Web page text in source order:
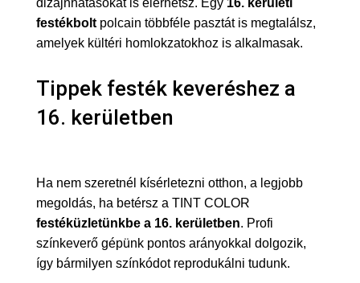
festékboltpolcain többféle pasztát is megtalálsz,
amelyek kültéri homlokzatokhoz is alkalmasak.
Tippek festék keveréshez a
16. kerületben
Ha nem szeretnél kísérletezni otthon, a legjobb
megoldás, ha betérsz a TINT COLOR
festéküzletünkbe a 16. kerületben. Profi
színkeverő gépünk pontos arányokkal dolgozik,
így bármilyen színkódot reprodukálni tudunk.